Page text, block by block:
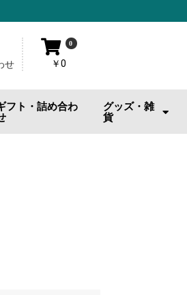
せ
0
￥0
フト・詰め合わ
グッズ・雑
貨